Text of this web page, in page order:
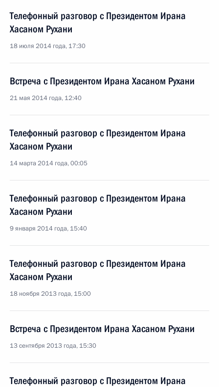
Телефонный разговор с Президентом Ирана
Хасаном Рухани
18 июля 2014 года, 17:30
Встреча с Президентом Ирана Хасаном Рухани
21 мая 2014 года, 12:40
Телефонный разговор с Президентом Ирана
Хасаном Рухани
14 марта 2014 года, 00:05
Телефонный разговор с Президентом Ирана
Хасаном Рухани
9 января 2014 года, 15:40
Телефонный разговор с Президентом Ирана
Хасаном Рухани
18 ноября 2013 года, 15:00
Встреча с Президентом Ирана Хасаном Рухани
13 сентября 2013 года, 15:30
Телефонный разговор с Президентом Ирана